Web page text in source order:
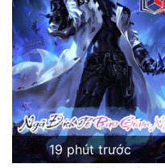
19 phút trước